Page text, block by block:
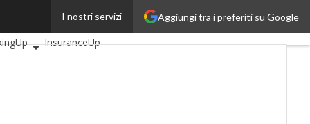
Aggiungi tra i preferiti su Google
I nostri servizi
AutomotiveUp
InsuranceUp